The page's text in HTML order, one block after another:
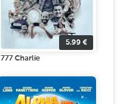
5.99 €
777 Charlie